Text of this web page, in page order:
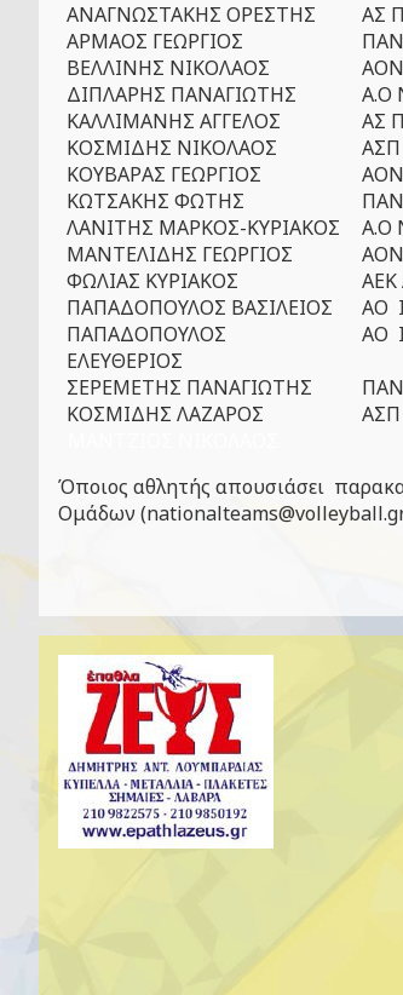
ΑΝΑΓΝΩΣΤΑΚΗΣ ΟΡΕΣΤΗΣ
ΑΣ
ΑΡΜΑΟΣ ΓΕΩΡΓΙΟΣ
ΒΕΛΛΙΝΗΣ ΝΙΚΟΛΑΟΣ
ΔΙΠΛΑΡΗΣ ΠΑΝΑΓΙΩΤΗΣ
Α.Ο
ΚΑΛΛΙΜΑΝΗΣ ΑΓΓΕΛΟΣ
ΑΣ
ΚΟΣΜΙΔΗΣ ΝΙΚΟΛΑΟΣ
ΚΟΥΒΑΡΑΣ ΓΕΩΡΓΙΟΣ
ΚΩΤΣΑΚΗΣ ΦΩΤΗΣ
ΛΑΝΙΤΗΣ ΜΑΡΚΟΣ-ΚΥΡΙΑΚΟΣ
Α.Ο
ΜΑΝΤΕΛΙΔΗΣ ΓΕΩΡΓΙΟΣ
ΦΩΛΙΑΣ ΚΥΡΙΑΚΟΣ
ΠΑΠΑΔΟΠΟΥΛΟΣ ΒΑΣΙΛΕΙΟΣ
ΑΟ
ΠΑΠΑΔΟΠΟΥΛΟΣ
ΕΛΕΥΘΕΡΙΟΣ
ΑΟ
ΣΕΡΕΜΕΤΗΣ ΠΑΝΑΓΙΩΤΗΣ
ΚΟΣΜΙΔΗΣ ΛΑΖΑΡΟΣ
Όποιος αθλητής απουσιάσει
Ομάδων (